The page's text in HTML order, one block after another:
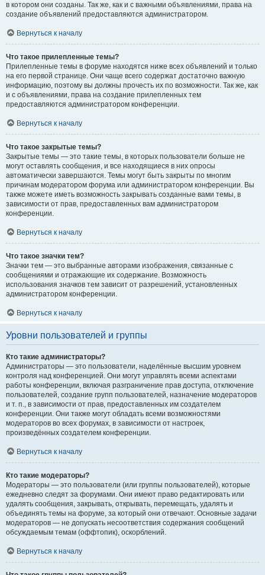
в котором они созданы. Так же, как и с важными объявлениями, права на
создание объявлений предоставляются администратором.
Вернуться к началу
Что такое прилепленные темы?
Прилепленные темы в форуме находятся ниже всех объявлений и только
на его первой странице. Они чаще всего содержат достаточно важную
информацию, поэтому вы должны прочесть их по возможности. Так же, как
и с объявлениями, права на создание прилепленных тем
предоставляются администратором конференции.
Вернуться к началу
Что такое закрытые темы?
Закрытые темы — это такие темы, в которых пользователи больше не
могут оставлять сообщения, и все находящиеся в них опросы
автоматически завершаются. Темы могут быть закрыты по многим
причинам модератором форума или администратором конференции. Вы
также можете иметь возможность закрывать созданные вами темы, в
зависимости от прав, предоставленных вам администратором
конференции.
Вернуться к началу
Что такое значки тем?
Значки тем — это выбранные авторами изображения, связанные с
сообщениями и отражающие их содержание. Возможность
использования значков тем зависит от разрешений, установленных
администратором конференции.
Вернуться к началу
Уровни пользователей и группы
Кто такие администраторы?
Администраторы — это пользователи, наделённые высшим уровнем
контроля над конференцией. Они могут управлять всеми аспектами
работы конференции, включая разграничение прав доступа, отключение
пользователей, создание групп пользователей, назначение модераторов
и т. п., в зависимости от прав, предоставленных им создателем
конференции. Они также могут обладать всеми возможностями
модераторов во всех форумах, в зависимости от настроек,
произведённых создателем конференции.
Вернуться к началу
Кто такие модераторы?
Модераторы — это пользователи (или группы пользователей), которые
ежедневно следят за форумами. Они имеют право редактировать или
удалять сообщения, закрывать, открывать, перемещать, удалять и
объединять темы на форуме, за который они отвечают. Основные задачи
модераторов — не допускать несоответствия содержания сообщений
обсуждаемым темам (оффтопик), оскорблений.
Вернуться к началу